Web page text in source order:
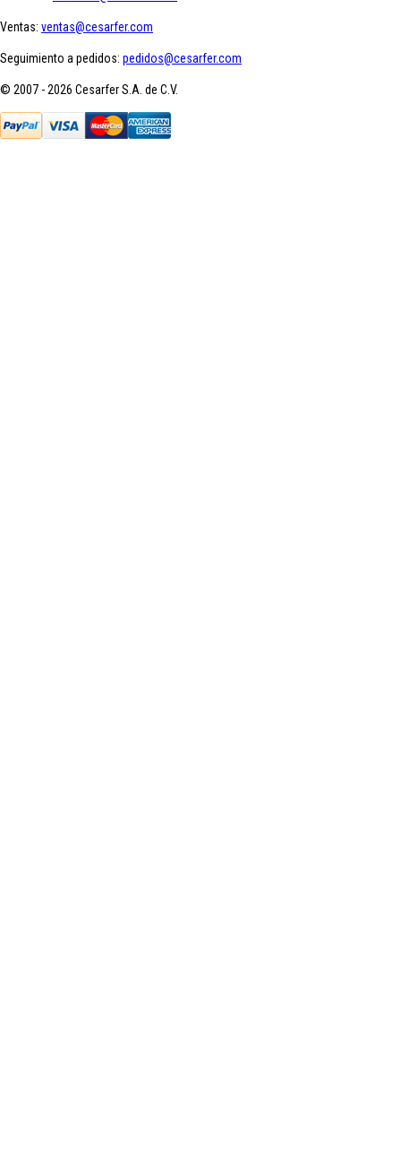
Ventas: ventas@cesarfer.com
Seguimiento a pedidos: pedidos@cesarfer.com
© 2007 - 2026 Cesarfer S.A. de C.V.